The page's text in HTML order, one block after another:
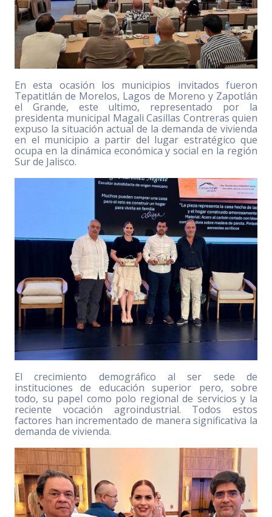
En esta ocasión los municipios invitados fueron
Tepatitlán de Morelos, Lagos de Moreno y Zapotlán
el Grande, este ultimo, representado por la
presidenta municipal Magali Casillas Contreras quien
expuso la situación actual de la demanda de vivienda
en el municipio a partir del lugar estratégico que
ocupa en la dinámica económica y social en la región
Sur de Jalisco.
El crecimiento demográfico al ser sede de
instituciones de educación superior pero, sobre
todo, su papel como polo regional de servicios y la
reciente vocación agroindustrial. Todos estos
factores han incrementado de manera significativa la
demanda de vivienda.